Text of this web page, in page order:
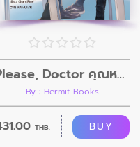
Please, Doctor คุณหมอครับ รับรักผมหน่อย
By : Hermit Books
THB. BUY